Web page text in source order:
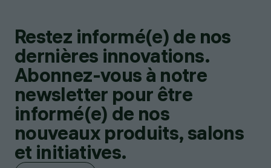
Restez informé(e) de nos
dernières innovations.
Abonnez-vous à notre
newsletter pour être
informé(e) de nos
nouveaux produits, salons
et initiatives.